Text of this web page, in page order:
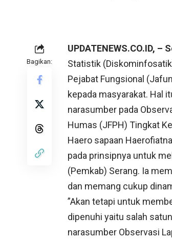
Bagikan:
UPDATENEWS.CO.ID, –
Statistik
Pejabat Fungsional
kepada masyarakat. Hal
narasumber pada
Humas (JFPH) Tingkat
Haero sapaan
pada prinsipnya untuk
(Pemkab) Serang. Ia
dan memang cukup
”Akan tetapi untuk
dipenuhi yaitu salah
narasumber Observasi